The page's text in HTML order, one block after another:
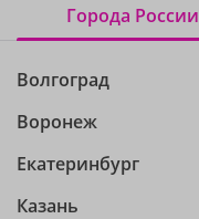
Города России
Волгоград
Воронеж
Екатеринбург
Казань